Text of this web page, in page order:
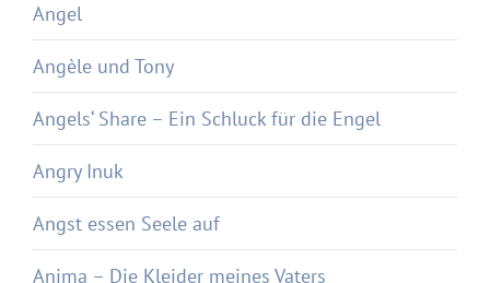
Angel
Angèle und Tony
Angels‘ Share – Ein Schluck für die Engel
Angry Inuk
Angst essen Seele auf
Anima – Die Kleider meines Vaters